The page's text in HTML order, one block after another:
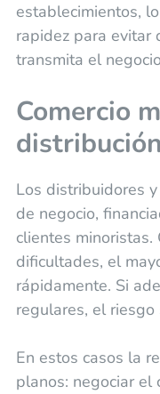
establecimientos,
rapidez para evitar
transmita el
Comercio
distribución
Los distribuidores
de negocio,
clientes
dificultades, el
rápidamente. Si
regulares, el riesgo
En estos casos la
planos: negociar el